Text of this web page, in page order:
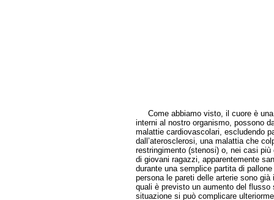
Come abbiamo visto, il cuore è una
interni al nostro organismo, possono
malattie cardiovascolari, escludendo
dall’aterosclerosi, una malattia che
restringimento (stenosi) o, nei casi
di giovani ragazzi, apparentemente
durante una semplice partita di
persona le pareti delle arterie sono
quali è previsto un aumento del
situazione si può complicare